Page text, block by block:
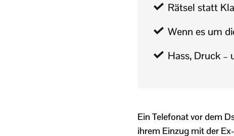
Rätsel statt
Wenn es um
Hass, Druck –
Ein Telefonat vor dem
ihrem Einzug mit der